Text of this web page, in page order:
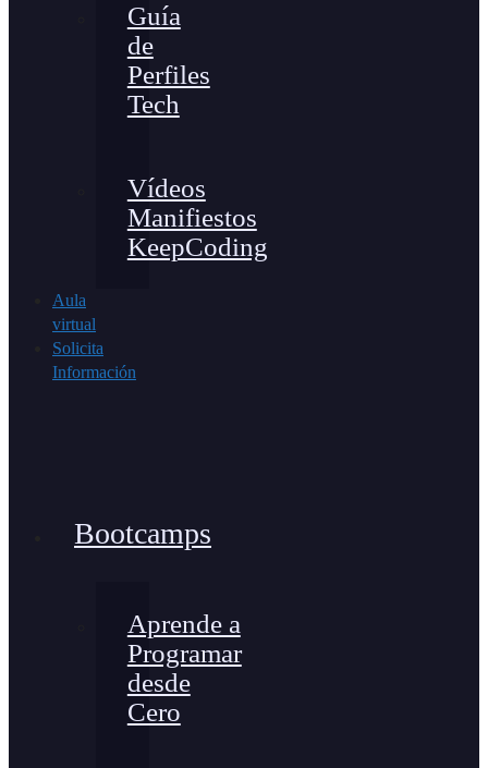
Guía
de
Perfiles
Tech
Vídeos
Manifiestos
KeepCoding
Aula
virtual
Solicita
Información
Bootcamps
Aprende a
Programar
desde
Cero